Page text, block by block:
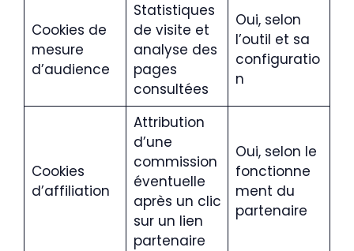
Cookies de
mesure
d’audience
Statistiques
de visite et
analyse des
pages
consultées
Oui, selon
l’outil et sa
configuratio
n
Cookies
d’affiliation
Attribution
d’une
commission
éventuelle
après un clic
sur un lien
partenaire
Oui, selon le
fonctionne
ment du
partenaire